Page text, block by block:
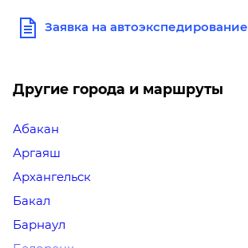
Заявка на автоэкспедирование
Другие города и маршруты
Абакан
Аргаяш
Архангельск
Бакал
Барнаул